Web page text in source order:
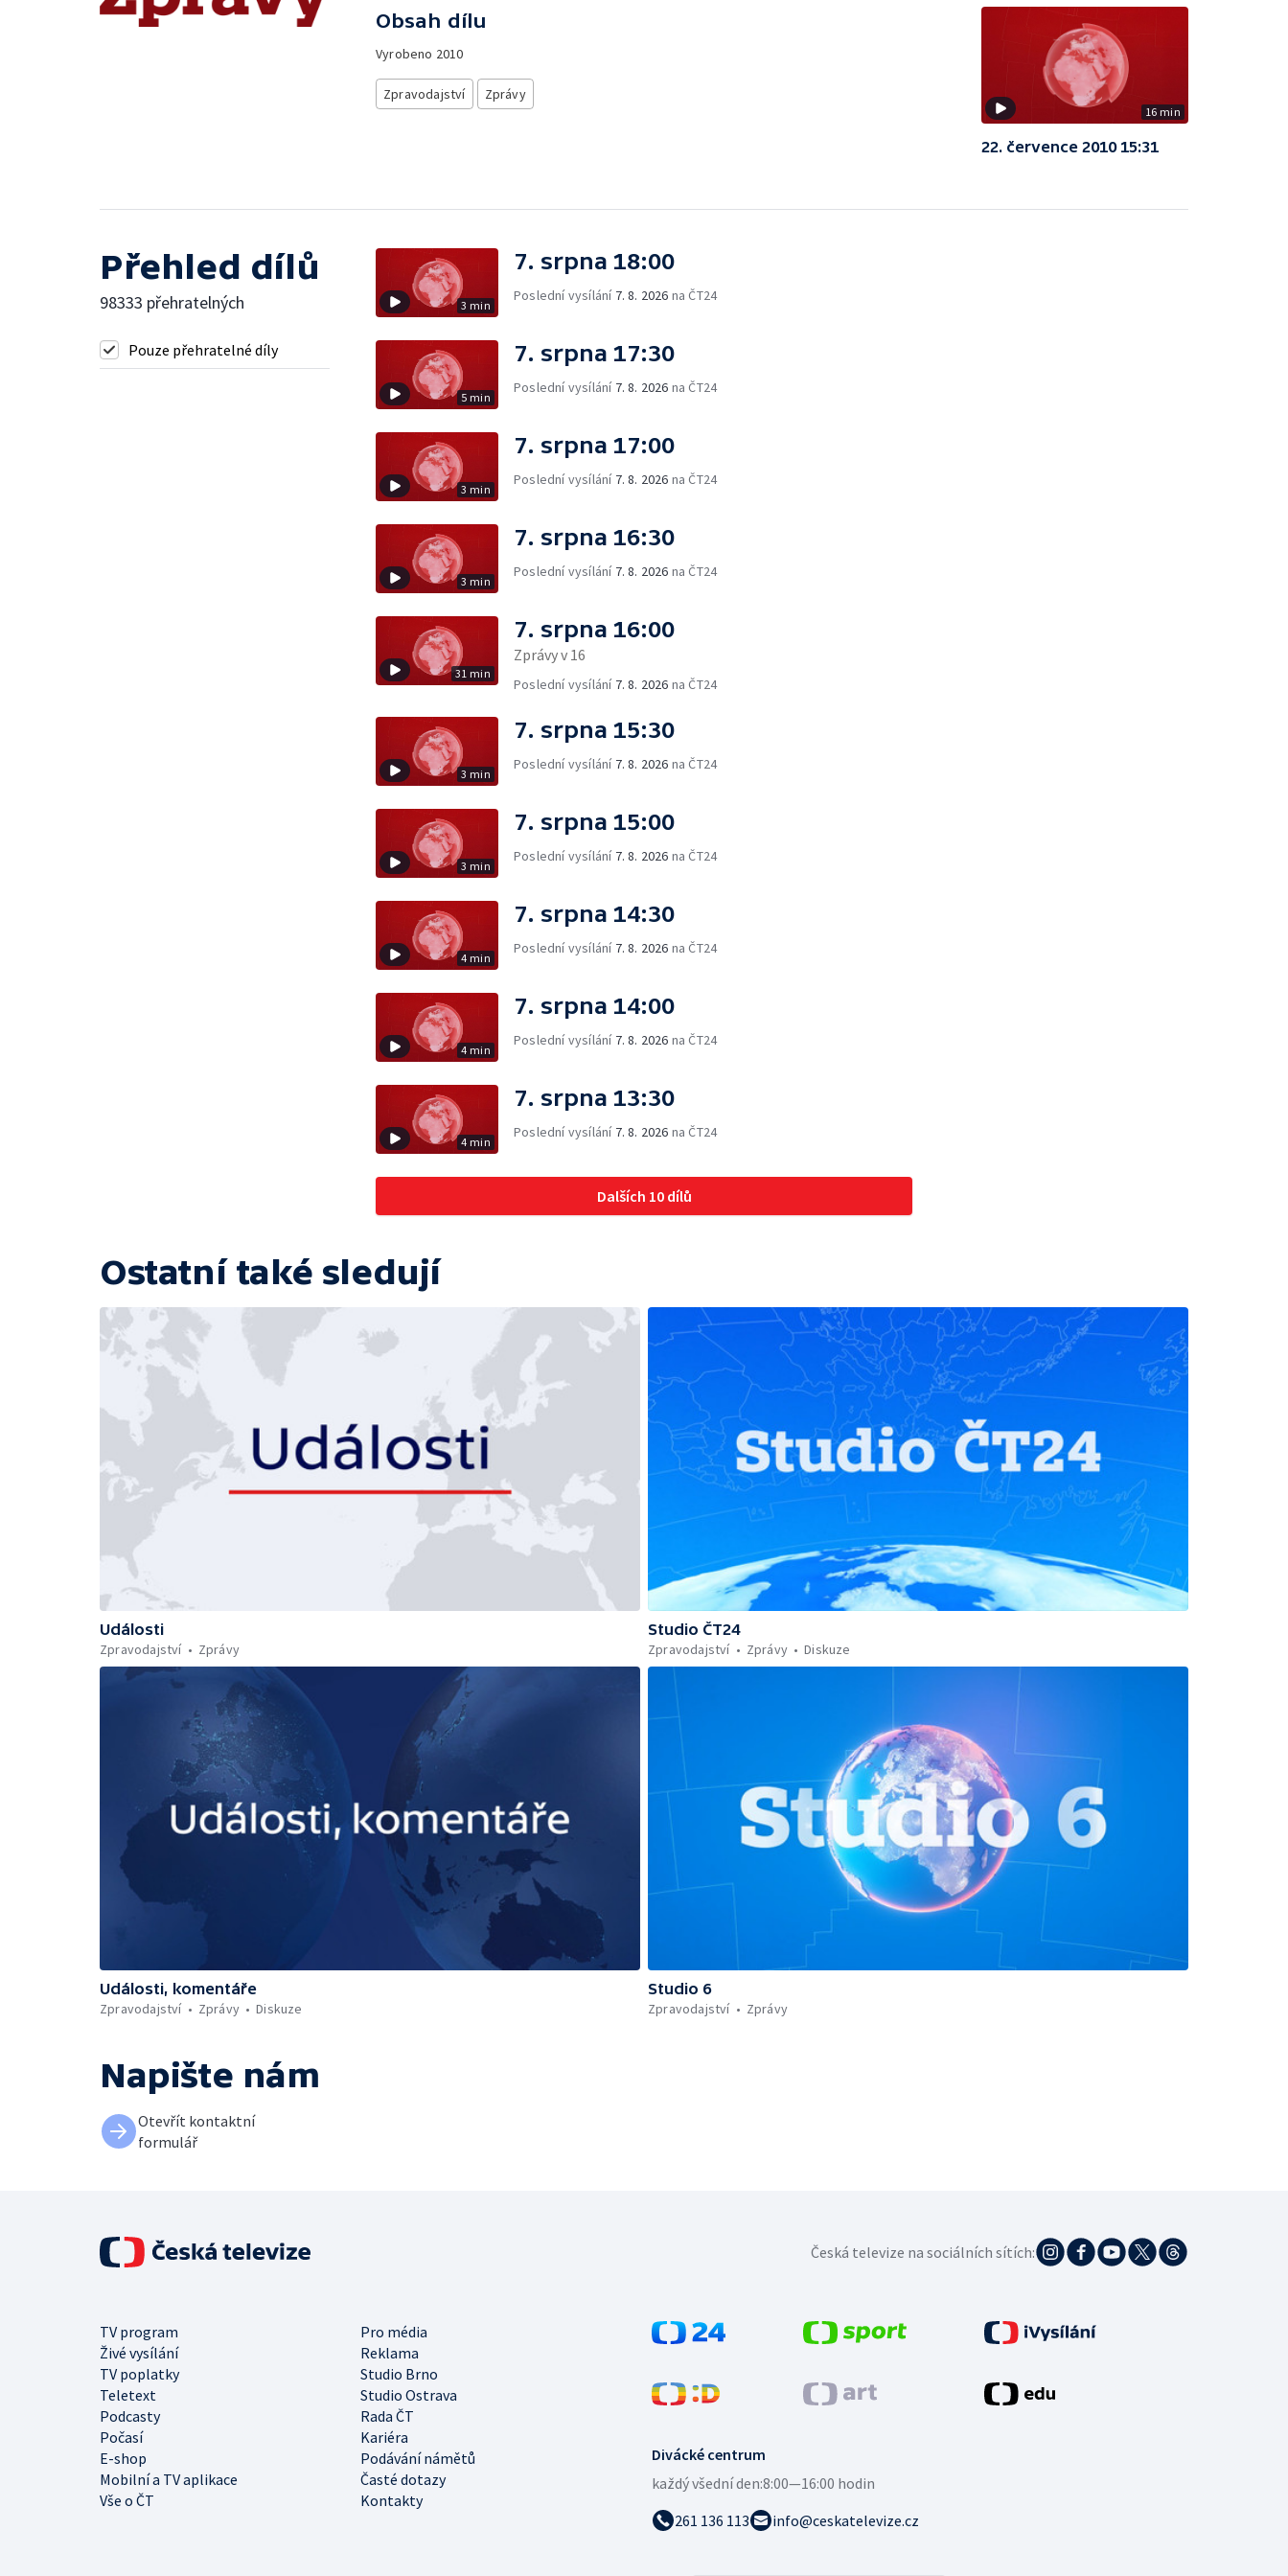
Obsah dílu
Vyrobeno 2010
Zpravodajství Zprávy
16 min
22. července 2010 15:31
Přehled dílů
98333 přehratelných
Pouze přehratelné díly
3 min
7. srpna 18:00
Poslední vysílání 7. 8. 2026 na ČT24
5 min
7. srpna 17:30
Poslední vysílání 7. 8. 2026 na ČT24
3 min
7. srpna 17:00
Poslední vysílání 7. 8. 2026 na ČT24
3 min
7. srpna 16:30
Poslední vysílání 7. 8. 2026 na ČT24
31 min
7. srpna 16:00
Zprávy v 16
Poslední vysílání 7. 8. 2026 na ČT24
3 min
7. srpna 15:30
Poslední vysílání 7. 8. 2026 na ČT24
3 min
7. srpna 15:00
Poslední vysílání 7. 8. 2026 na ČT24
4 min
7. srpna 14:30
Poslední vysílání 7. 8. 2026 na ČT24
4 min
7. srpna 14:00
Poslední vysílání 7. 8. 2026 na ČT24
4 min
7. srpna 13:30
Poslední vysílání 7. 8. 2026 na ČT24
Dalších 10 dílů
Ostatní také sledují
Události
Zpravodajství
Zprávy
Studio ČT24
Zpravodajství
Zprávy Diskuze
Události, komentáře
Zpravodajství
Zprávy Diskuze
Studio 6
Zpravodajství
Zprávy
Napište nám
Otevřít kontaktní
formulář
Divácké centrum
každý všední den:8:00—16:00 hodin
261 136 113
info@ceskatelevize.cz
TV program
Pro média
Živé vysílání
Reklama
TV poplatky
Studio Brno
Teletext
Studio Ostrava
Podcasty
Rada ČT
Počasí
Kariéra
E-shop
Podávání námětů
Mobilní a TV aplikace
Časté dotazy
Vše o ČT
Kontakty
Česká televize na sociálních sítích: